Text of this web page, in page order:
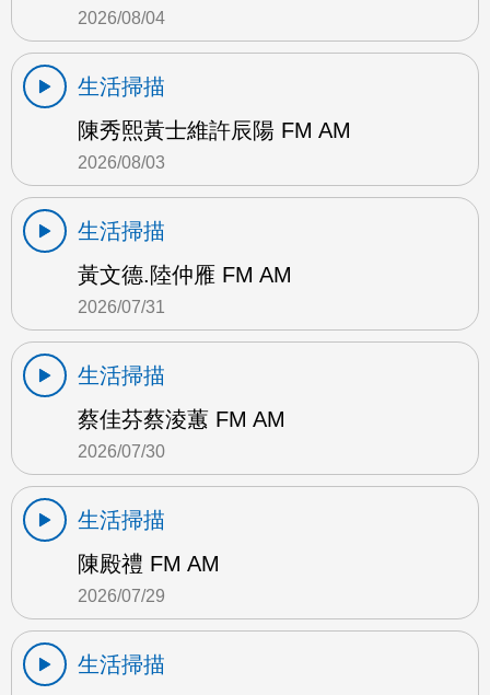
2026/08/04
生活掃描
陳秀熙黃士維許辰陽 FM AM
2026/08/03
生活掃描
黃文德.陸仲雁 FM AM
2026/07/31
生活掃描
蔡佳芬蔡淩蕙 FM AM
2026/07/30
生活掃描
陳殿禮 FM AM
2026/07/29
生活掃描